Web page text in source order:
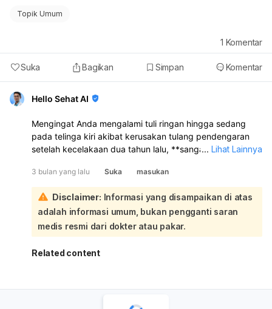
Topik Umum
Suka Bagikan Simpan Komentar
1 Komentar
Hello Sehat AI
Mengingat Anda mengalami tuli ringan hingga sedang
pada telinga kiri akibat kerusakan tulang pendengaran
setelah kecelakaan dua tahun lalu, **sangat disarankan
Pemeriksaan ulang ini penting untuk memantau kondisi
pendengaran Anda, apakah stabil, membaik, atau justru
ada perubahan. Dengan tes audiometri, dokter atau
audiolog dapat mengevaluasi fungsi pendengaran Anda
secara objektif dan membandingkannya dengan hasil
sebelumnya:
Mengenai pemeriksaan rutin setiap tahun,
diketahui penyebabnya seperti kerusakan tulang
... Lihat Lainnya
3 bulan yang lalu Suka masukan
Disclaimer: Informasi yang disampaikan di atas
adalah informasi umum, bukan pengganti saran
medis resmi dari dokter atau pakar.
Related content